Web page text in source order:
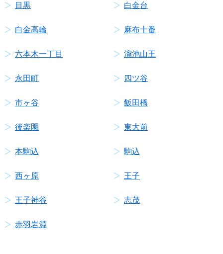
目黒 白金台
白金高輪 麻布十番
六本木一丁目 溜池山王
永田町 四ツ谷
市ヶ谷 飯田橋
後楽園 東大前
本駒込 駒込
西ヶ原 王子
王子神谷 志茂
赤羽岩淵